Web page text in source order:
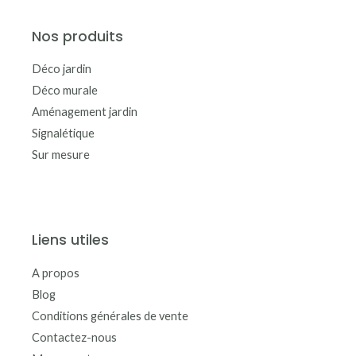
Nos produits
Déco jardin
Déco murale
Aménagement jardin
Signalétique
Sur mesure
Liens utiles
A propos
Blog
Conditions générales de vente
Contactez-nous